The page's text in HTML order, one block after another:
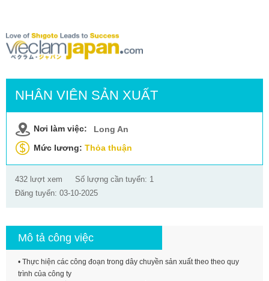
NHÂN VIÊN SẢN XUẤT
Nơi làm việc:
Long An
Mức lương: Thỏa thuận
432 lượt xem
Số lượng cần tuyển: 1
Đăng tuyển: 03-10-2025
Mô tả công việc
• Thực hiện các công đoạn trong dây chuyền sản xuất theo theo quy
trình của công ty